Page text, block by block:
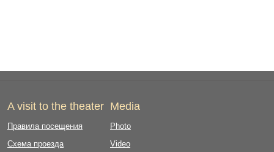
A visit to the theater
Правила посещения
Схема проезда
Media
Photo
Video